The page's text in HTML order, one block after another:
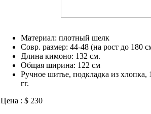
Материал: плотный шелк
Совр. размер: 44-48 (на рост до 180
Длина кимоно: 132 см.
Общая ширина: 122 см
Ручное шитье, подкладка из хлопка,
гг.
Цена : $ 230